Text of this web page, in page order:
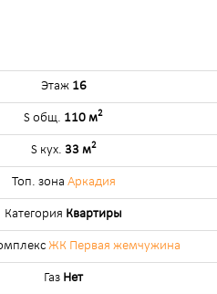
Этаж 16
S общ. 110 м2
S кух. 33 м2
Топ. зона Аркадия
Категория Квартиры
ЖК Первая жемчужина
Газ Нет